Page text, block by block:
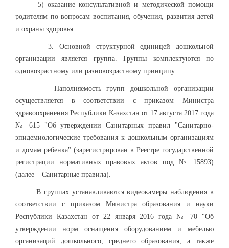
5) оказание консультативной и методической помощи
родителям по вопросам воспитания, обучения, развития детей
и охраны здоровья.
3. Основной структурной единицей дошкольной
организации является группа. Группы комплектуются по
одновозрастному или разновозрастному принципу.
Наполняемость групп дошкольной организации
осуществляется в соответствии с приказом Министра
здравоохранения Республики Казахстан от 17 августа 2017 года
№ 615 "Об утверждении Санитарных правил "Санитарно-
эпидемиологические требования к дошкольным организациям
и домам ребенка" (зарегистрирован в Реестре государственной
регистрации нормативных правовых актов под № 15893)
(далее – Санитарные правила).
В группах устанавливаются видеокамеры наблюдения в
соответствии с приказом Министра образования и науки
Республики Казахстан от 22 января 2016 года № 70 "Об
утверждении норм оснащения оборудованием и мебелью
организаций дошкольного, среднего образования, а также